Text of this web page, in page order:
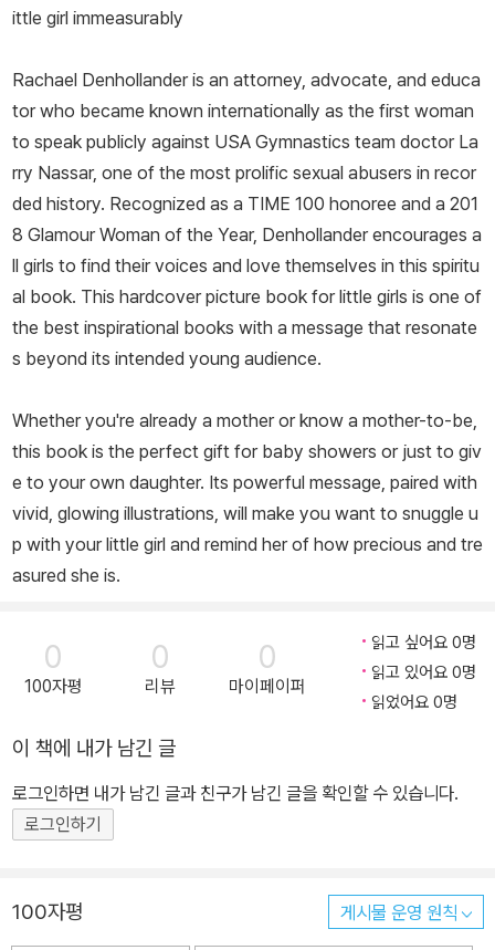
ittle girl immeasurably
Rachael Denhollander is an attorney, advocate, and educa
tor who became known internationally as the first woman
to speak publicly against USA Gymnastics team doctor La
rry Nassar, one of the most prolific sexual abusers in recor
ded history. Recognized as a TIME 100 honoree and a 201
8 GlamourWoman of the Year, Denhollander encourages a
ll girls to find their voices and love themselves in this spiritu
al book. This hardcover picture book for little girls is one of
the best inspirational books with a message that resonate
s beyond its intended young audience.
Whether you're already a mother or know a mother-to-be,
this book is the perfect gift for baby showers or just to giv
e to your own daughter. Its powerful message, paired with
vivid, glowing illustrations, will make you want to snuggle u
p with your little girl and remind her of how precious and tre
asured she is.
0
100자평
0
리뷰
0
마이페이퍼
읽고 싶어요 0명
읽고 있어요 0명
읽었어요 0명
이 책에 내가 남긴 글
로그인하면 내가 남긴 글과 친구가 남긴 글을 확인할 수 있습니다.
로그인하기
100자평 게시물 운영 원칙